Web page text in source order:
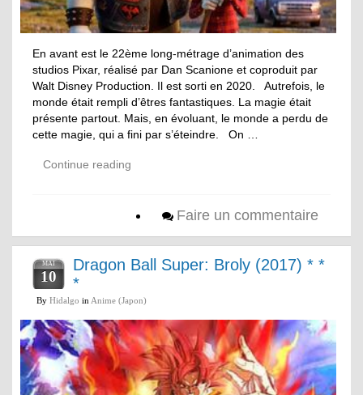
En avant est le 22ème long-métrage d’animation des
studios Pixar, réalisé par Dan Scanione et coproduit par
Walt Disney Production. Il est sorti en 2020. Autrefois, le
monde était rempli d’êtres fantastiques. La magie était
présente partout. Mais, en évoluant, le monde a perdu de
cette magie, qui a fini par s’éteindre. On …
Continue reading
Faire un commentaire
MAI
10
Dragon Ball Super: Broly (2017) * *
*
By Hidalgo in Anime (Japon)